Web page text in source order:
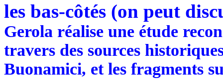
les bas-côtés (on peut
Gerola réalise une étude
travers des sources
Buonamici, et les fragments